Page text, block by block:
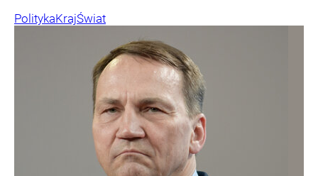
PolitykaKrajŚwiat